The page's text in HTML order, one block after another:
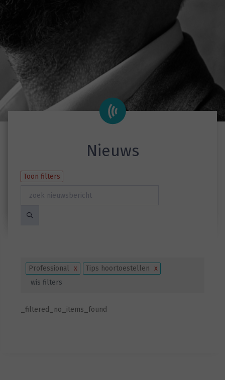
Nieuws
Toon filters
Professional x Tips hoortoestellen x
wis filters
_filtered_no_items_found